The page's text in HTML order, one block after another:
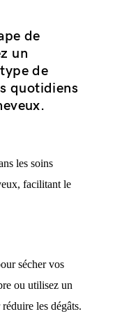
de
un
de
quotidiens
les soins
facilitant le
sécher vos
ou utilisez un
les dégâts.